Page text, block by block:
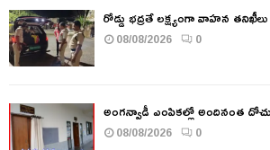
రోడ్డు భద్రతే లక్ష్యంగా వాహన
08/08/2026 0
అంగన్వాడీ ఎంపికల్లో అందినంత
08/08/2026 0